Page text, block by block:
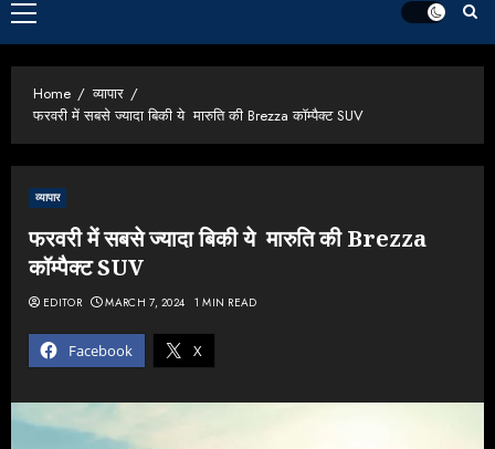
Primary
Menu
Home
व्यापार
फरवरी में सबसे ज्यादा बिकी ये मारुति की Brezza कॉम्पैक्ट SUV
व्यापार
फरवरी में सबसे ज्यादा बिकी ये मारुति की Brezza
कॉम्पैक्ट SUV
Facebook X
EDITOR MARCH 7, 2024 1 MIN READ